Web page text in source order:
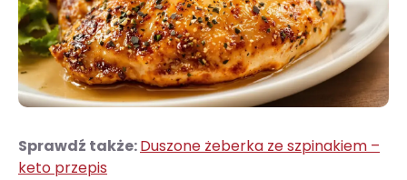
Sprawdź także:Duszone żeberka ze szpinakiem –
keto przepis